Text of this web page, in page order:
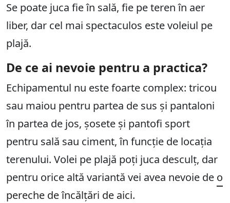
Se poate juca fie în sală, fie pe teren în aer
liber, dar cel mai spectaculos este voleiul pe
plajă.
De ce ai nevoie pentru a practica?
Echipamentul nu este foarte complex: tricou
sau maiou pentru partea de sus și pantaloni
în partea de jos, șosete și pantofi sport
pentru sală sau ciment, în funcție de locația
terenului. Volei pe plajă poți juca desculț, dar
pentru orice altă variantă vei avea nevoie de o
pereche de încălțări de aici.